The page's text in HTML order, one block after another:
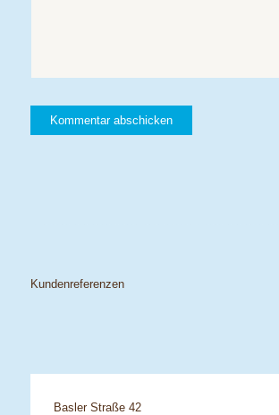
Kundenreferenzen
Basler Straße 42